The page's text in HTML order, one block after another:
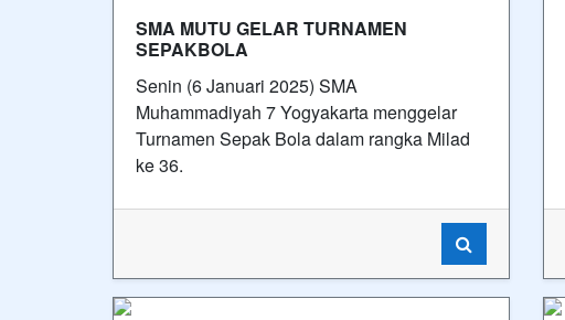
SMA MUTU GELAR TURNAMEN
SEPAKBOLA
Senin (6 Januari 2025) SMA
Muhammadiyah 7 Yogyakarta menggelar
Turnamen Sepak Bola dalam rangka Milad
ke 36.